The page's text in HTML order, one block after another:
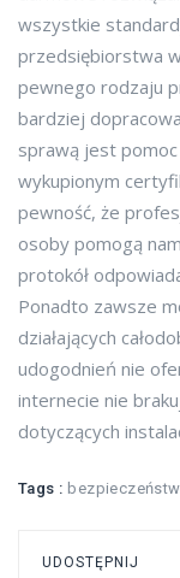
wszystkie
przedsiębiorstwa
pewnego rodzaju
bardziej
sprawą jest
wykupionym
pewność, że
osoby pomogą
protokół
Ponadto zawsze
działających
udogodnień nie
internecie nie
dotyczących
Tags :
UDOSTĘPNIJ